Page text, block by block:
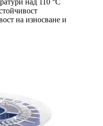
над 110 °C
на износване и